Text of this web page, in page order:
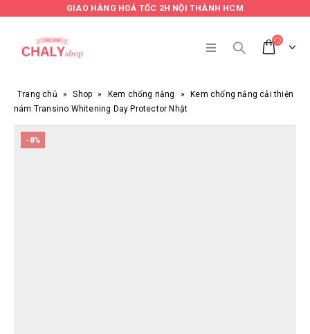
GIAO HÀNG HOẢ TỐC 2H NỘI THÀNH HCM
Trang chủ » Shop » Kem chống nắng »
Kem chống nắng cải thiện
nám Transino Whitening Day Protector Nhật
-8%